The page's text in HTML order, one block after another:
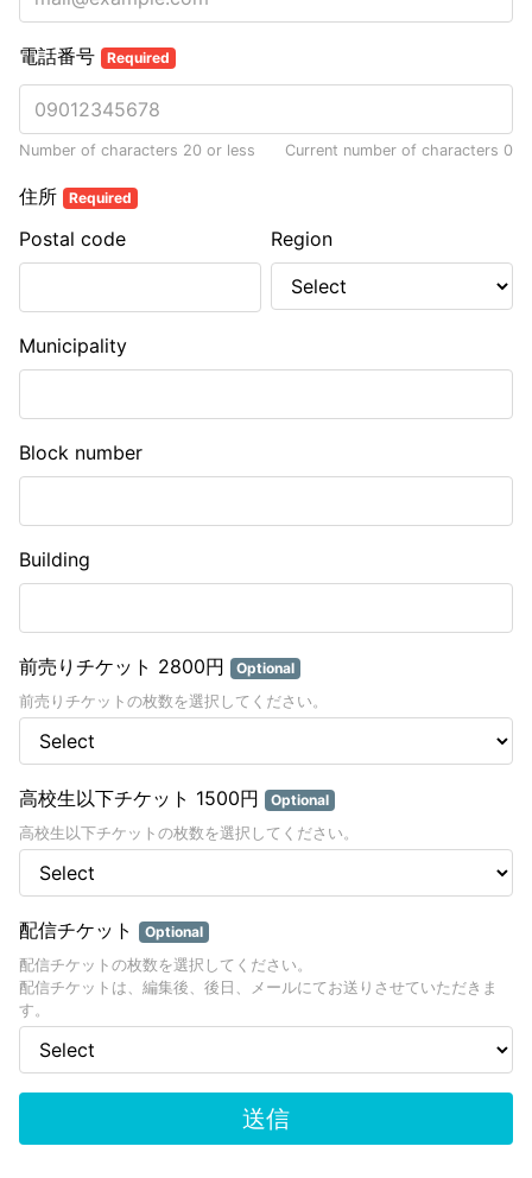
電話番号 Required
Number of characters 20 or less Current number of characters 0
住所 Required
Postal code Region
Municipality
Block number
Building
前売りチケット 2800円 Optional
前売りチケットの枚数を選択してください。
高校生以下チケット 1500円 Optional
高校生以下チケットの枚数を選択してください。
配信チケット Optional
配信チケットの枚数を選択してください。
配信チケットは、編集後、後日、メールにてお送りさせていただきま
す。
送信